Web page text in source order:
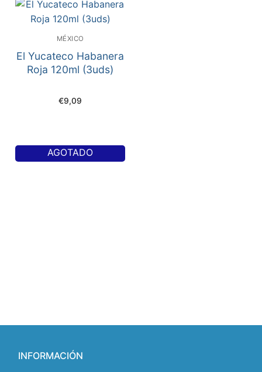
MÉXICO
El Yucateco Habanera
Roja 120ml (3uds)
€9,09
AGOTADO
INFORMACIÓN